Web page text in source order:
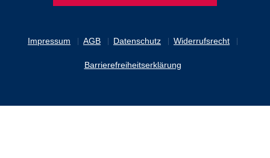
Impressum AGB Datenschutz Widerrufsrecht
Barrierefreiheitserklärung